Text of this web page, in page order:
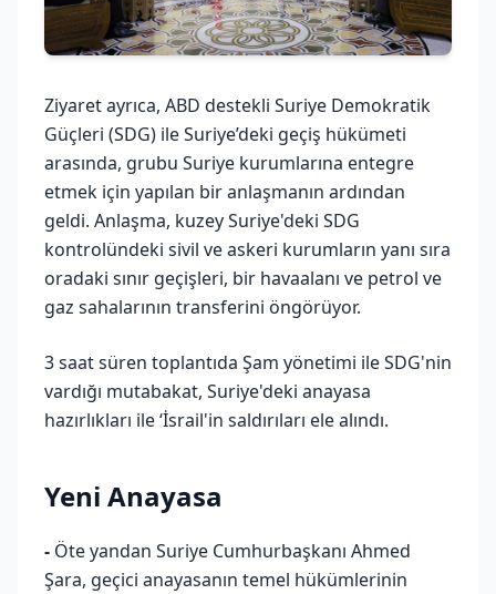
Ziyaret ayrıca, ABD destekli Suriye Demokratik
Güçleri (SDG) ile Suriye’deki geçiş hükümeti
arasında, grubu Suriye kurumlarına entegre
etmek için yapılan bir anlaşmanın ardından
geldi. Anlaşma, kuzey Suriye'deki SDG
kontrolündeki sivil ve askeri kurumların yanı sıra
oradaki sınır geçişleri, bir havaalanı ve petrol ve
gaz sahalarının transferini öngörüyor.
3 saat süren toplantıda Şam yönetimi ile SDG'nin
vardığı mutabakat, Suriye'deki anayasa
hazırlıkları ile ‘İsrail'in saldırıları ele alındı.
Yeni Anayasa
- Öte yandan Suriye Cumhurbaşkanı Ahmed
Şara, geçici anayasanın temel hükümlerinin